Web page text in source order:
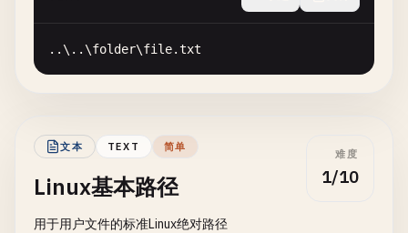
..\..\folder\file.txt
文本 TEXT 简单
Linux基本路径
用于用户文件的标准Linux绝对路径
难度
1/10